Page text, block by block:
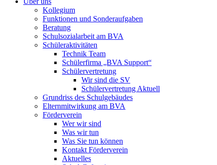
Kollegium
Funktionen und Sonderaufgaben
Beratung
Schulsozialarbeit am BVA
Schüleraktivitäten
Technik Team
Schülerfirma „BVA Support“
Schülervertretung
Wir sind die SV
Schülervertretung Aktuell
Grundriss des Schulgebäudes
Elternmitwirkung am BVA
Förderverein
Wer wir sind
Was wir tun
Was Sie tun können
Kontakt Förderverein
Aktuelles